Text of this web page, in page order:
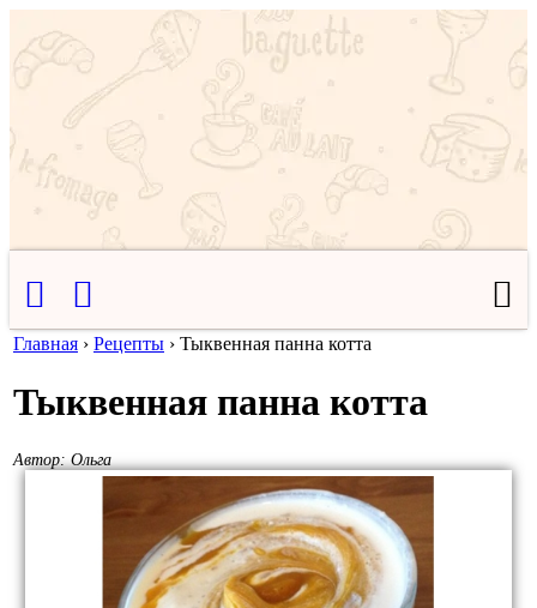
Главная › Рецепты › Тыквенная панна котта
Тыквенная панна котта
Автор: Ольга